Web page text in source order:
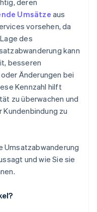
deren
Umsätzeaus
vorsehen, da
des
kann
besseren
Änderungen bei
Kennzahl hilft
zu überwachen und
zu
Umsatzabwanderung
und wie Sie sie